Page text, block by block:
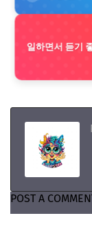
일하면서 듣기
POST A